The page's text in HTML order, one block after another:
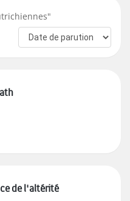
"
de l'altérité